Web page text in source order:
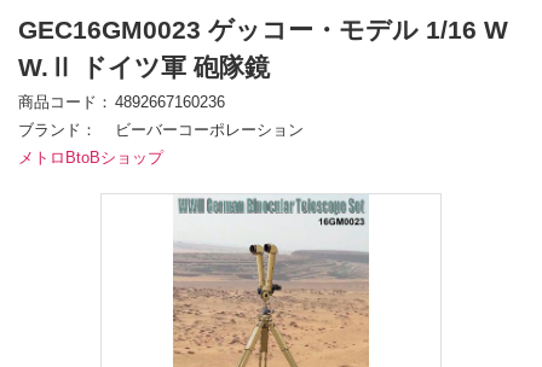
GEC16GM0023 ゲッコー・モデル 1/16 W
W.Ⅱ ドイツ軍 砲隊鏡
商品コード
4892667160236
ブランド
ビーバーコーポレーション
メトロBtoBショップ